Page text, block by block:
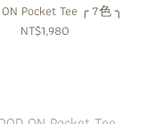
ON Pocket Tee ╭ 7色 ╮
NT$1,980